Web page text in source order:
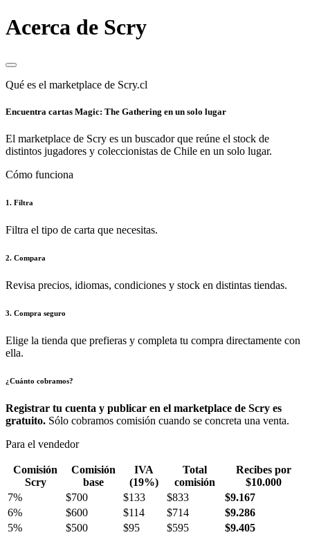
Acerca de Scry
Qué es el marketplace de Scry.cl
Encuentra cartas Magic: The Gathering en un solo lugar
El marketplace de Scry es un buscador que reúne el stock de
distintos jugadores y coleccionistas de Chile en un solo lugar.
Cómo funciona
1. Filtra
Filtra el tipo de carta que necesitas.
2. Compara
Revisa precios, idiomas, condiciones y stock en distintas tiendas.
3. Compra seguro
Elige la tienda que prefieras y completa tu compra directamente con
ella.
¿Cuánto cobramos?
Registrar tu cuenta y publicar en el marketplace de Scry es
gratuito. Sólo cobramos comisión cuando se concreta una venta.
Para el vendedor
Comisión
Scry
Comisión
base
IVA
(19%)
Total
comisión
Recibes por
$10.000
7%
$700 $133 $833
$9.167
6%
$600 $114 $714
$9.286
5%
$500 $95 $595 $9.405